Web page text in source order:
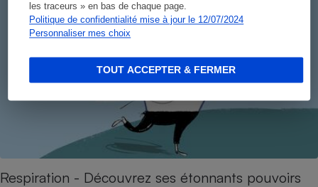
les traceurs » en bas de chaque page.
Politique de confidentialité mise à jour le 12/07/2024
Personnaliser mes choix
TOUT ACCEPTER & FERMER
Respiration - Découvrez ses étonnants pouvoirs